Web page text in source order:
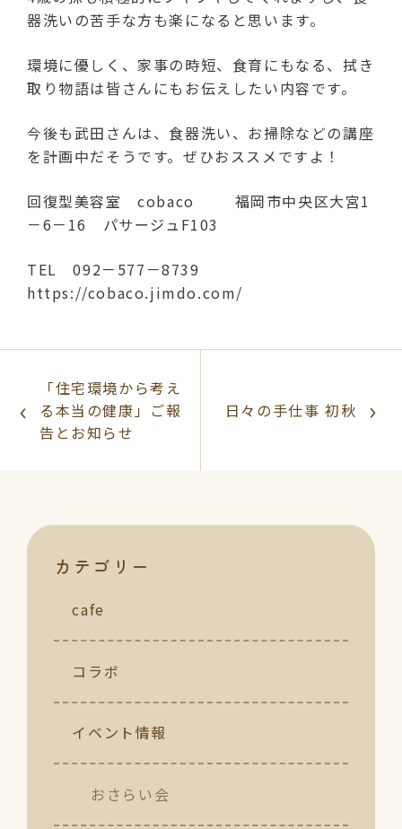
器洗いの苦手な方も楽になると思います。
環境に優しく、家事の時短、食育にもなる、拭き
取り物語は皆さんにもお伝えしたい内容です。
今後も武田さんは、食器洗い、お掃除などの講座
を計画中だそうです。ぜひおススメですよ！
回復型美容室 cobaco 福岡市中央区大宮1
－6－16 パサージュF103
TEL 092－577－8739
https://cobaco.jimdo.com/
「住宅環境から考え
る本当の健康」ご報
告とお知らせ
日々の手仕事 初秋
カテゴリー
cafe
コラボ
イベント情報
おさらい会